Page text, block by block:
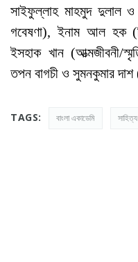
সাইফুল্লাহ মাহমুদ দুলাল
গবেষণা), ইনাম আল হক
ইসহাক খান (আত্মজীবনী/
তপন বাগচী ও সুমনকুমার
TAGS: বাংলা একাডেমি